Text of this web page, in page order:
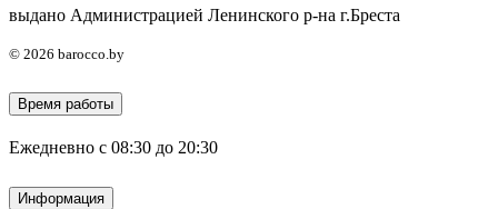
выдано Администрацией Ленинского р-на г.Бреста
© 2026 barocco.by
Время работы
Ежедневно с 08:30 до 20:30
Информация